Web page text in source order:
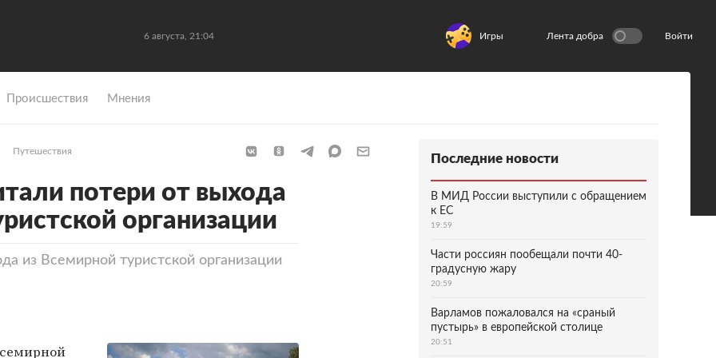
6 августа, 21:04 Игры Лента добра Войти
Происшествия Мнения
Путешествия
потери от выхода
организации
из Всемирной туристской организации
Последние новости
В МИД России выступили с обращением
к ЕС
19:59
Части россиян пообещали почти 40-
градусную жару
20:59
Варламов пожаловался на «сраный
пустырь» в европейской столице
20:51